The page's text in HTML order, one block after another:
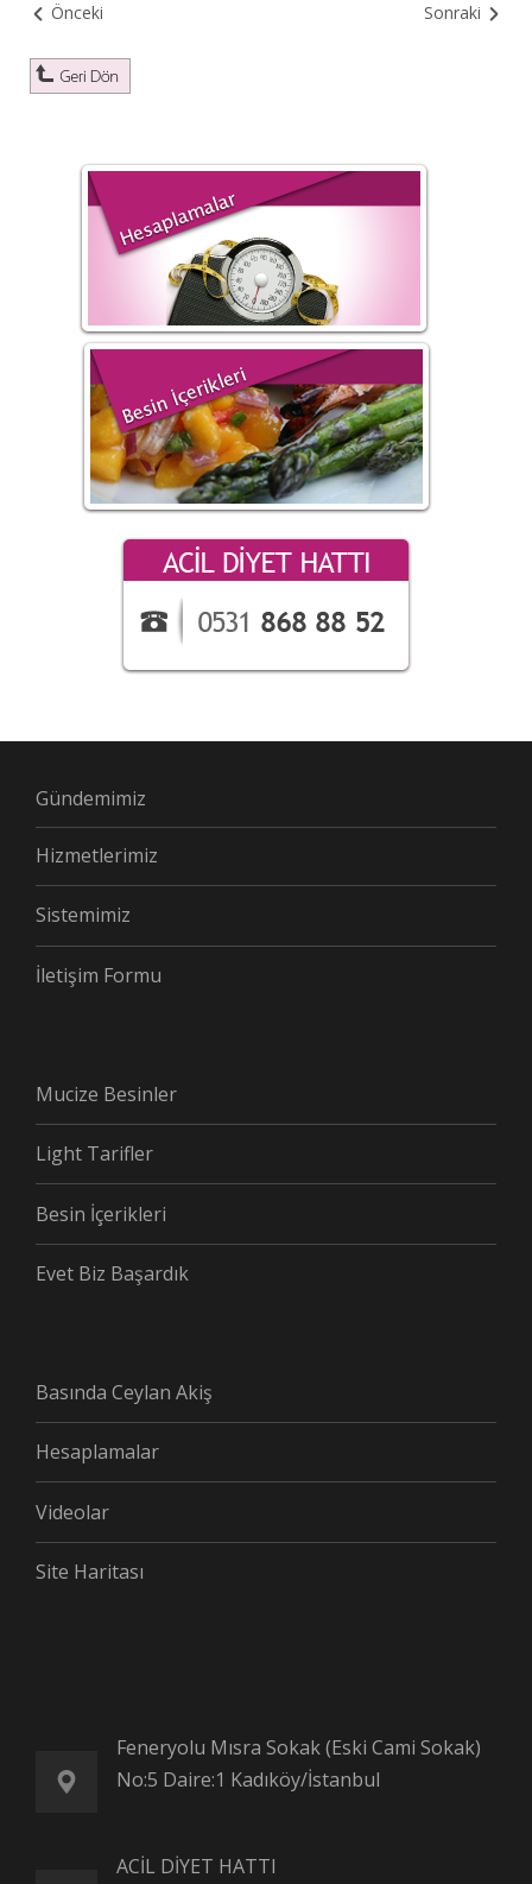
Önceki Sonraki
Gündemimiz
Hizmetlerimiz
Sistemimiz
İletişim Formu
Mucize Besinler
Light Tarifler
Besin İçerikleri
Evet Biz Başardık
Basında Ceylan Akiş
Hesaplamalar
Videolar
Site Haritası
Feneryolu Mısra Sokak (Eski Cami Sokak)
No:5 Daire:1 Kadıköy/İstanbul
ACİL DİYET HATTI